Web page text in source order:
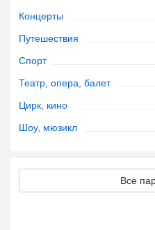
Концерты
Путешествия
Спорт
Театр, опера, балет
Цирк, кино
Шоу, мюзикл
Все